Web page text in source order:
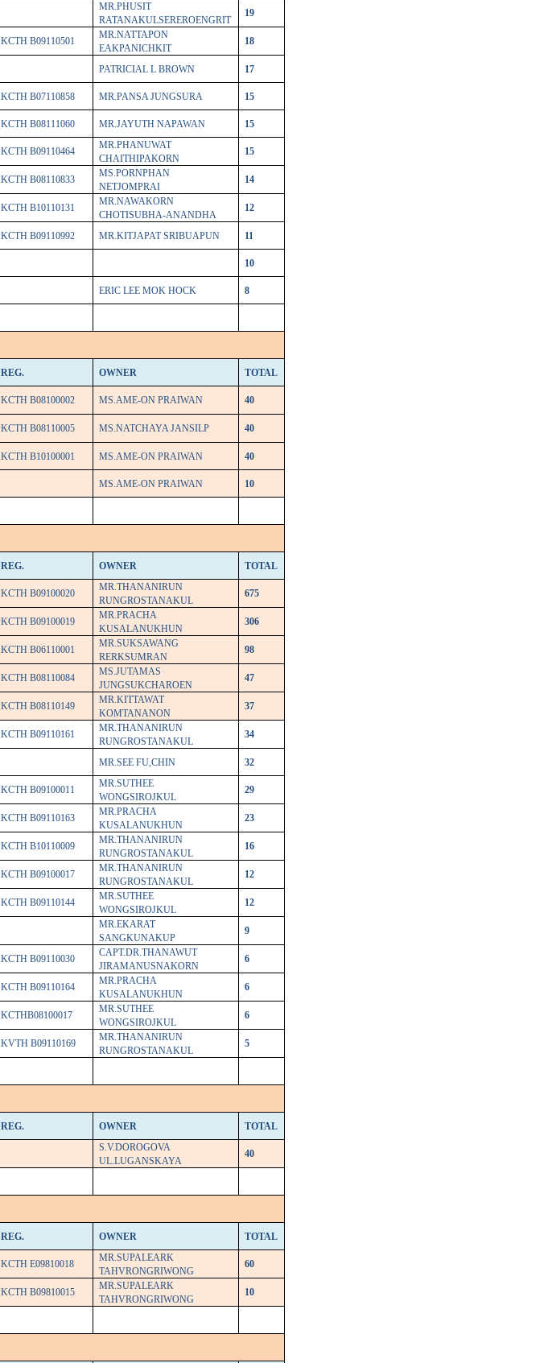
MR.PHUSIT
RATANAKULSEREROENGRIT
19
KCTH B09110501
MR.NATTAPON
EAKPANICHKIT
18
PATRICIAL L BROWN 17
KCTH B07110858 MR.PANSA JUNGSURA 15
KCTH B08111060 MR.JAYUTH NAPAWAN 15
KCTH B09110464
MR.PHANUWAT
CHAITHIPAKORN
15
KCTH B08110833
MS.PORNPHAN
NETJOMPRAI
14
KCTH B10110131
MR.NAWAKORN
CHOTISUBHA-ANANDHA
12
KCTH B09110992 MR.KITJAPAT SRIBUAPUN 11
10
ERIC LEE MOK HOCK 8
REG. OWNER TOTAL
KCTH B08100002 MS.AME-ON PRAIWAN 40
KCTH B08110005 MS.NATCHAYA JANSILP 40
KCTH B10100001 MS.AME-ON PRAIWAN 40
MS.AME-ON PRAIWAN 10
REG. OWNER TOTAL
KCTH B09100020
MR.THANANIRUN
RUNGROSTANAKUL
675
KCTH B09100019
MR.PRACHA
KUSALANUKHUN
306
KCTH B06110001
MR.SUKSAWANG
RERKSUMRAN
98
KCTH B08110084
MS.JUTAMAS
JUNGSUKCHAROEN
47
KCTH B08110149
MR.KITTAWAT
KOMTANANON
37
KCTH B09110161
MR.THANANIRUN
RUNGROSTANAKUL
34
MR.SEE FU,CHIN 32
KCTH B09100011
MR.SUTHEE
WONGSIROJKUL
29
KCTH B09110163
MR.PRACHA
KUSALANUKHUN
23
KCTH B10110009
MR.THANANIRUN
RUNGROSTANAKUL
16
KCTH B09100017
MR.THANANIRUN
RUNGROSTANAKUL
12
KCTH B09110144
MR.SUTHEE
WONGSIROJKUL
12
MR.EKARAT
SANGKUNAKUP
9
KCTH B09110030
CAPT.DR.THANAWUT
JIRAMANUSNAKORN
6
KCTH B09110164
MR.PRACHA
KUSALANUKHUN
6
KCTHB08100017
MR.SUTHEE
WONGSIROJKUL
6
KVTH B09110169
MR.THANANIRUN
RUNGROSTANAKUL
5
REG. OWNER TOTAL
S.V.DOROGOVA
UL.LUGANSKAYA
40
REG. OWNER TOTAL
KCTH E09810018
MR.SUPALEARK
TAHVRONGRIWONG
60
KCTH B09810015
MR.SUPALEARK
TAHVRONGRIWONG
10